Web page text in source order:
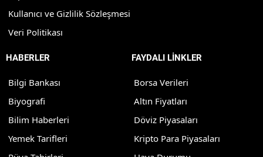
Kullanıcı ve Gizlilik Sözleşmesi
Veri Politikası
HABERLER
Bilgi Bankası
Biyografi
Bilim Haberleri
Yemek Tarifleri
FAYDALI LİNKLER
Borsa Verileri
Altın Fiyatları
Döviz Piyasaları
Kripto Para Piyasaları